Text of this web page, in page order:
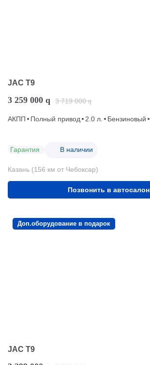
JAC T9
3 259 000 q 3 719 000 q
АКПП Полный привод 2.0 л. Бензиновый
Гарантия В наличии
Казань (156 км от Чебоксар)
Позвонить в автосалон
Доп.оборудование в подарок
JAC T9